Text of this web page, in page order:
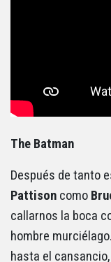
The Batman
Después de tanto
Pattison como
callarnos la boca
hombre
hasta el